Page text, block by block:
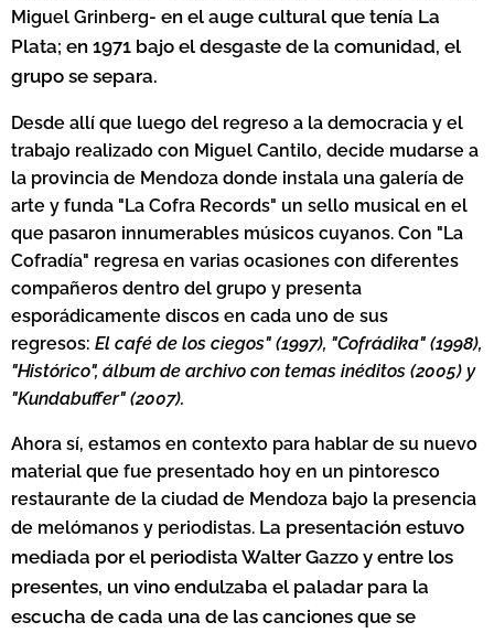
Miguel Grinberg- en el auge cultural que tenía La
Plata; en 1971 bajo el desgaste de la comunidad, el
grupo se separa.
Desde allí que luego del regreso a la democracia y el
trabajo realizado con Miguel Cantilo, decide mudarse a
la provincia de Mendoza donde instala una galería de
arte y funda "La Cofra Records" un sello musical en el
que pasaron innumerables músicos cuyanos. Con "La
Cofradía" regresa en varias ocasiones con diferentes
compañeros dentro del grupo y presenta
esporádicamente discos en cada uno de sus
regresos: El café de los ciegos" (1997), "Cofrádika" (1998),
"Histórico", álbum de archivo con temas inéditos (2005) y
"Kundabuffer" (2007).
Ahora sí, estamos en contexto para hablar de su nuevo
material que fue presentado hoy en un pintoresco
restaurante de la ciudad de Mendoza bajo la presencia
de melómanos y periodistas. La presentación estuvo
mediada por el periodista Walter Gazzo y entre los
presentes, un vino endulzaba el paladar para la
escucha de cada una de las canciones que se